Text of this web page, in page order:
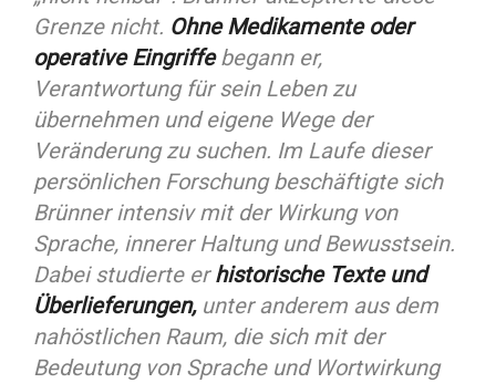
Grenze nicht. Ohne Medikamente oder
operative Eingriffebegann er,
Verantwortung für sein Leben zu
übernehmen und eigene Wege der
Veränderung zu suchen. Im Laufe dieser
persönlichen Forschung beschäftigte sich
Brünner intensiv mit der Wirkung von
Sprache, innerer Haltung und Bewusstsein.
Dabei studierte erhistorische Texte und
Überlieferungen,unter anderem aus dem
nahöstlichen Raum, die sich mit der
Bedeutung von Sprache und Wortwirkung